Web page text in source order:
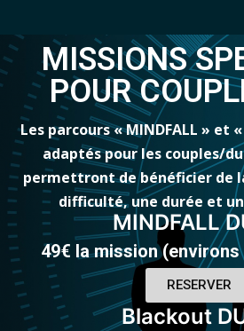
MISSIONS
POUR
Les parcours « MINDFALL » et
adaptés pour les couples/
permettront de bénéficier de
difficulté, une durée et
MINDFALL
49€ la mission (environs
RESERVER
Blackout